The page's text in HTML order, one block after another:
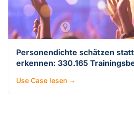
Personendichte schätzen
erkennen: 330.165
Use Case lesen →